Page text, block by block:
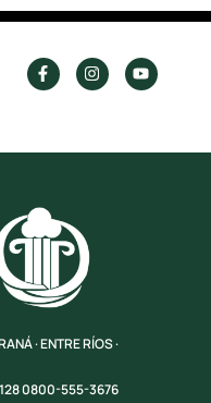
· ENTRE RÍOS ·
0800-555-3676